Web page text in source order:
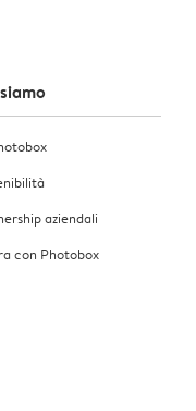
aziendali
con Photobox